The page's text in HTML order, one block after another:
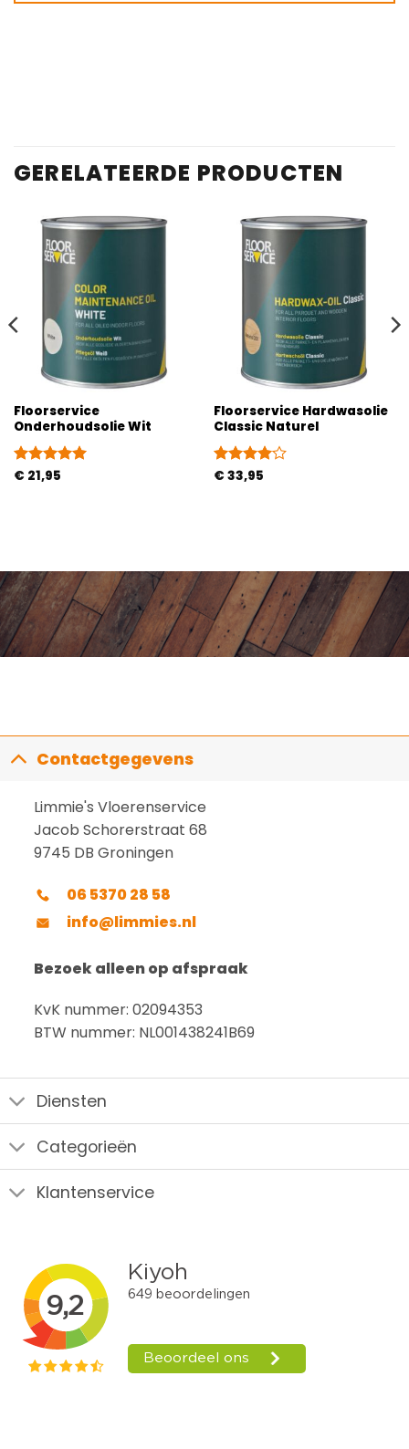
GERELATEERDE PRODUCTEN
Floorservice
Onderhoudsolie Wit
Gewaardeerd
€ 21,95
Floorservice Hardwasolie
Classic Naturel
Gewaardeerd
€ 33,95
Contactgegevens
Limmie's Vloerenservice
Jacob Schorerstraat 68
9745 DB Groningen
06 5370 28 58
info@limmies.nl
Bezoek alleen op afspraak
KvK nummer: 02094353
BTW nummer: NL001438241B69
Diensten
Categorieën
Klantenservice